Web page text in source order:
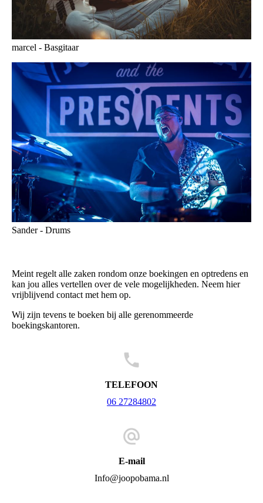
marcel - Basgitaar
Sander - Drums
Meint regelt alle zaken rondom onze boekingen en optredens en
kan jou alles vertellen over de vele mogelijkheden. Neem hier
vrijblijvend contact met hem op.
Wij zijn tevens te boeken bij alle gerenommeerde
boekingskantoren.
TELEFOON
06 27284802
E-mail
Info@joopobama.nl